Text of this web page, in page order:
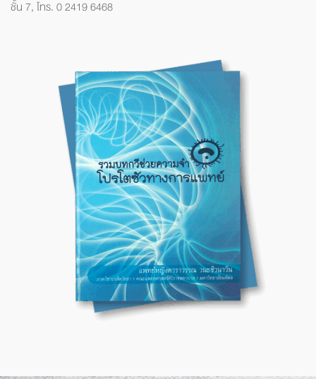
ชั้น 7,โทร. 0 2419 6468